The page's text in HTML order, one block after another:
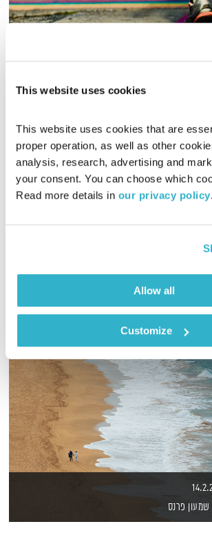
This website uses cookies
This website uses cookies that are
proper operation, as well as other
analysis, research, advertising and
your consent. You can choose which
Read more details in our privacy policy.
Allow all
Customize
פרי
שמעון פרנס